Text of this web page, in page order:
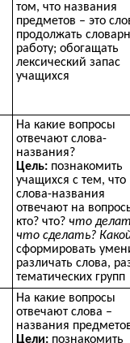
том, что названия
предметов – это
продолжать
работу; обогащать
лексический запас
учащихся
На какие вопросы
отвечают слова-
названия?
Цель: познакомить
учащихся с тем, что
слова-названия
отвечают на
кто? что? что
что сделать?
сформировать
различать слова,
тематических групп
На какие вопросы
отвечают слова –
названия
Цели: познакомить